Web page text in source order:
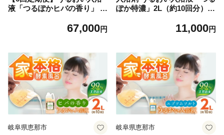
液「つるぽかヒバの香り」 2
然 / 恵那市 / 回生堂 [AUAU02
67,000円
ぽか特濃」2L（約10回分）/
呂 つるぽか 酵素 乳酸菌 自然
褒美 バスタイム お取り寄せ
贈答 ギフト 岐阜県 / 恵那市 /
回生堂 [AUAU021]
11,000円
岐阜県恵那市 岐阜県恵那市